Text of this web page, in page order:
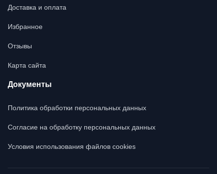
Доставка и оплата
Избранное
Отзывы
Карта сайта
Документы
Политика обработки персональных данных
Согласие на обработку персональных данных
Условия использования файлов cookies